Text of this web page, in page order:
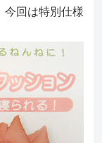
今回は特別仕様